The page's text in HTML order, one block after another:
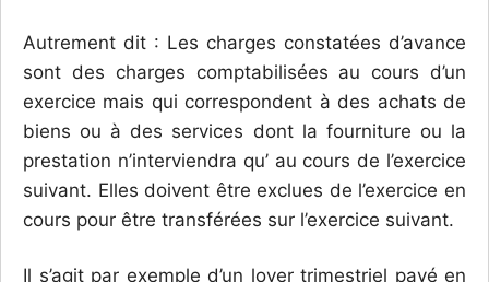
Autrement dit : Les charges constatées d’avance
sont des charges comptabilisées au cours d’un
exercice mais qui correspondent à des achats de
biens ou à des services dont la fourniture ou la
prestation n’interviendra qu’ au cours de l’exercice
suivant. Elles doivent être exclues de l’exercice en
cours pour être transférées sur l’exercice suivant.
Il s’agit par exemple d’un loyer trimestriel payé en